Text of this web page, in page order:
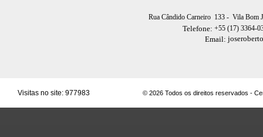
Rua Cândido Carneiro 133 - Vila Bom
Telefone: +55 (17) 3364-
Email:
Visitas no site: 977983 © 2026 Todos os direitos reservados -